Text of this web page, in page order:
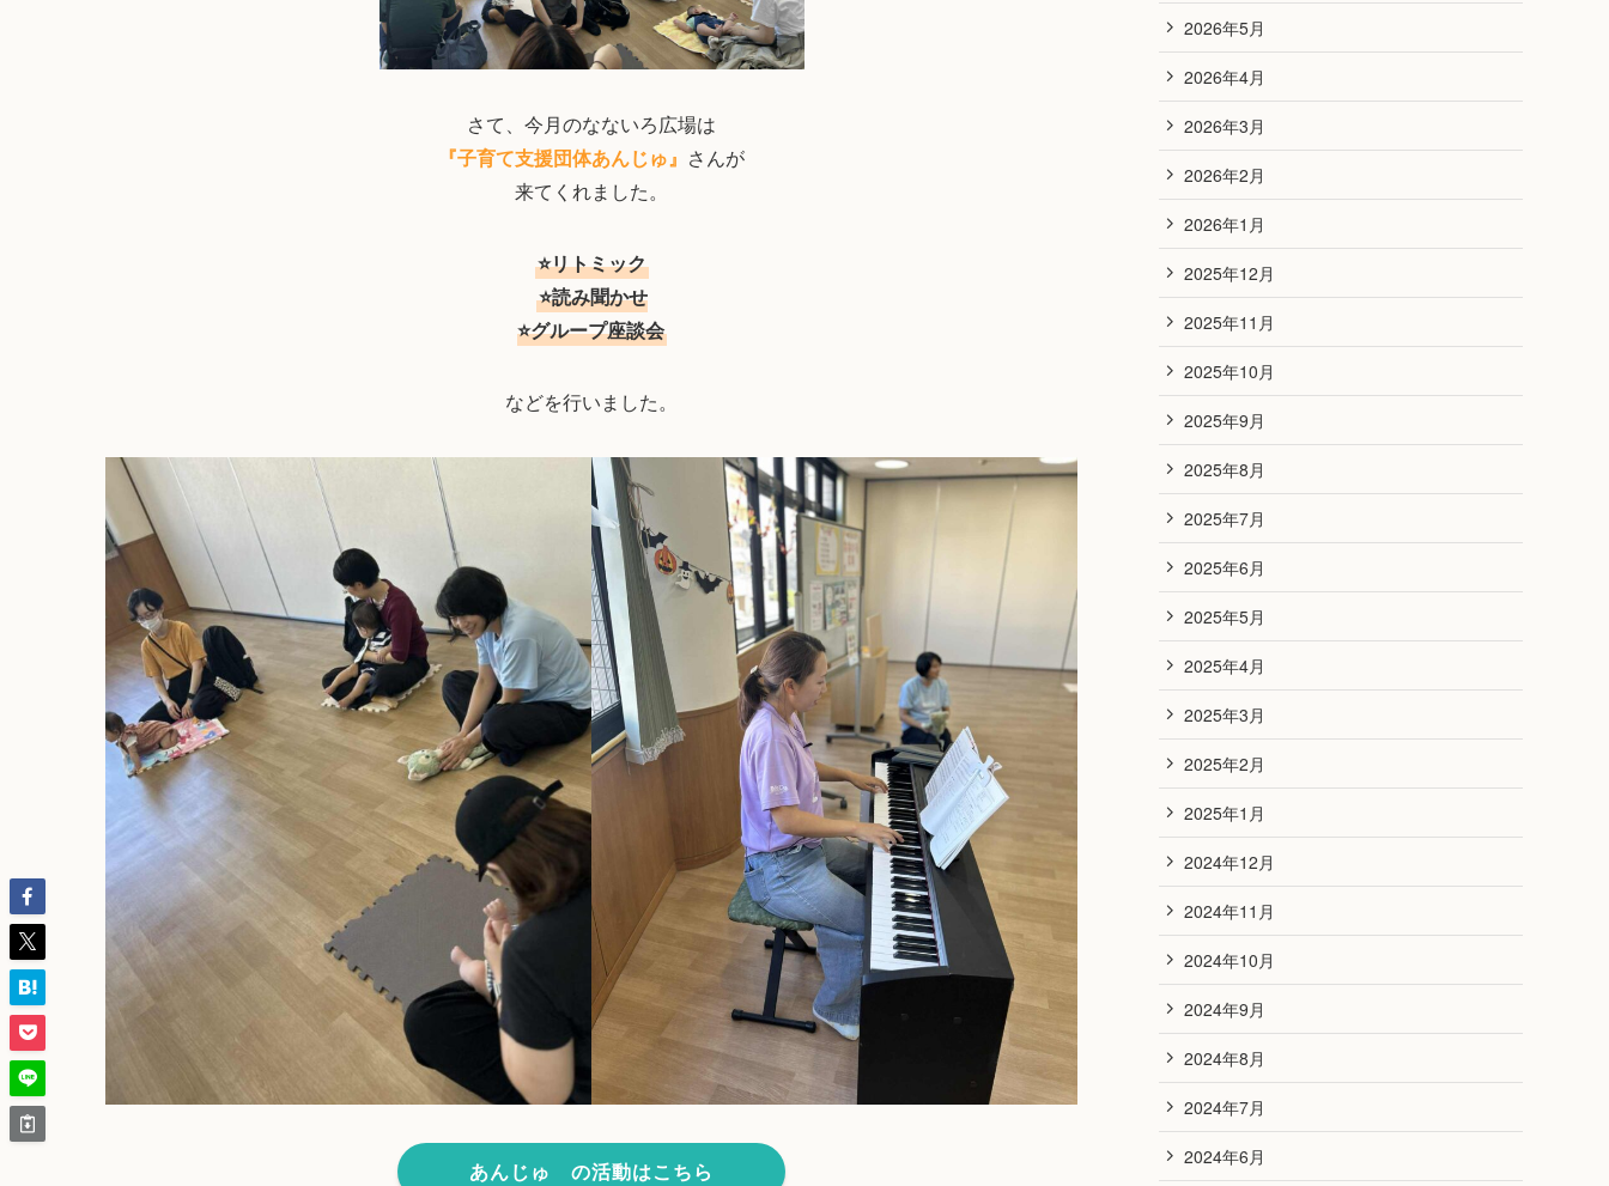
さて、今月のなないろ広場は
『子育て支援団体あんじゅ』 さんが
来てくれました。
⭐リトミック
⭐読み聞かせ
⭐グループ座談会
などを行いました。
あんじゅ の活動はこちら
2026年5月
2026年4月
2026年3月
2026年2月
2026年1月
2025年12月
2025年11月
2025年10月
2025年9月
2025年8月
2025年7月
2025年6月
2025年5月
2025年4月
2025年3月
2025年2月
2025年1月
2024年12月
2024年11月
2024年10月
2024年9月
2024年8月
2024年7月
2024年6月